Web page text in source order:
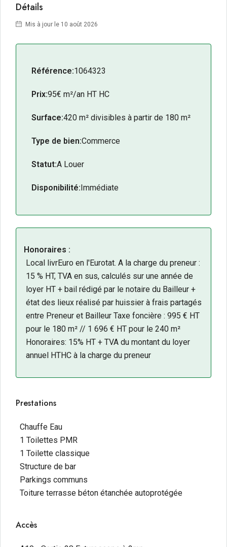
Détails
Mis à jour le 10 août 2026
Référence:1064323
Prix:95€ m²/an HT HC
Surface:420 m² divisibles à partir de 180 m²
Type de bien:Commerce
Statut:A Louer
Disponibilité:Immédiate
Honoraires :
Local livrEuro en l'Eurotat. A la charge du preneur :
15 % HT, TVA en sus, calculés sur une année de
loyer HT + bail rédigé par le notaire du Bailleur +
état des lieux réalisé par huissier à frais partagés
entre Preneur et Bailleur Taxe foncière : 995 € HT
pour le 180 m² // 1 696 € HT pour le 240 m²
Honoraires: 15% HT + TVA du montant du loyer
annuel HTHC à la charge du preneur
Prestations
Chauffe Eau
1 Toilettes PMR
1 Toilette classique
Structure de bar
Parkings communs
Toiture terrasse béton étanchée autoprotégée
Accès